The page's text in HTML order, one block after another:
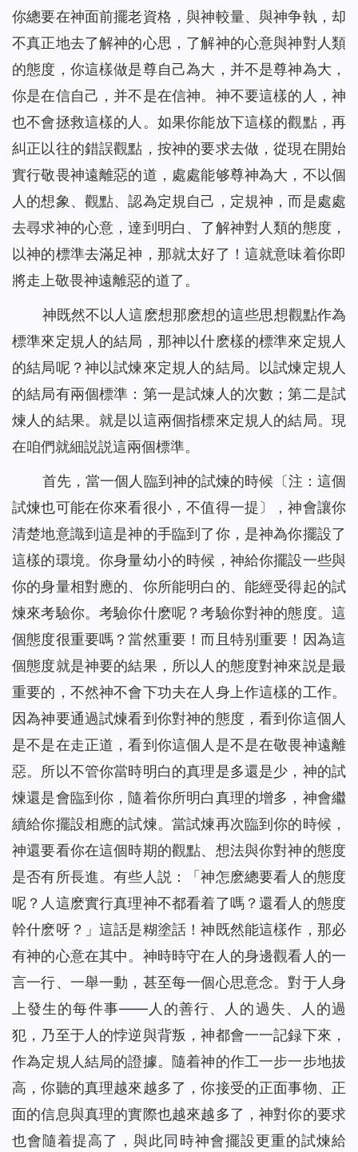
你總要在神面前擺老資格，與神較量、與神争執，却
不真正地去了解神的心思，了解神的心意與神對人類
的態度，你這樣做是尊自己為大，并不是尊神為大，
你是在信自己，并不是在信神。神不要這樣的人，神
也不會拯救這樣的人。如果你能放下這樣的觀點，再
糾正以往的錯誤觀點，按神的要求去做，從現在開始
實行敬畏神遠離惡的道，處處能够尊神為大，不以個
人的想象、觀點、認為定規自己，定規神，而是處處
去尋求神的心意，達到明白、了解神對人類的態度，
以神的標準去滿足神，那就太好了！這就意味着你即
將走上敬畏神遠離惡的道了。
神既然不以人這麽想那麽想的這些思想觀點作為
標準來定規人的結局，那神以什麽樣的標準來定規人
的結局呢？神以試煉來定規人的結局。以試煉定規人
的結局有兩個標準：第一是試煉人的次數；第二是試
煉人的結果。就是以這兩個指標來定規人的結局。現
在咱們就細説説這兩個標準。
首先，當一個人臨到神的試煉的時候〔注：這個
試煉也可能在你來看很小，不值得一提〕，神會讓你
清楚地意識到這是神的手臨到了你，是神為你擺設了
這樣的環境。你身量幼小的時候，神給你擺設一些與
你的身量相對應的、你所能明白的、能經受得起的試
煉來考驗你。考驗你什麽呢？考驗你對神的態度。這
個態度很重要嗎？當然重要！而且特别重要！因為這
個態度就是神要的結果，所以人的態度對神來説是最
重要的，不然神不會下功夫在人身上作這樣的工作。
因為神要通過試煉看到你對神的態度，看到你這個人
是不是在走正道，看到你這個人是不是在敬畏神遠離
惡。所以不管你當時明白的真理是多還是少，神的試
煉還是會臨到你，隨着你所明白真理的增多，神會繼
續給你擺設相應的試煉。當試煉再次臨到你的時候，
神還要看你在這個時期的觀點、想法與你對神的態度
是否有所長進。有些人説：「神怎麽總要看人的態度
呢？人這麽實行真理神不都看着了嗎？還看人的態度
幹什麽呀？」這話是糊塗話！神既然能這樣作，那必
有神的心意在其中。神時時守在人的身邊觀看人的一
言一行、一舉一動，甚至每一個心思意念。對于人身
上發生的每件事——人的善行、人的過失、人的過
犯，乃至于人的悖逆與背叛，神都會一一記録下來，
作為定規人結局的證據。隨着神的作工一步一步地拔
高，你聽的真理越來越多了，你接受的正面事物、正
面的信息與真理的實際也越來越多了，神對你的要求
也會隨着提高了，與此同時神會擺設更重的試煉給